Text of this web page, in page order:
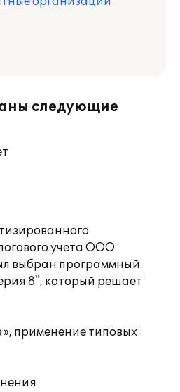
следующие
учета ООО
выбран программный
8", который решает
применение типовых